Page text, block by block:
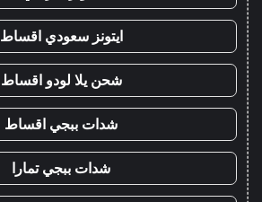
ايتونز سعودي اقساط
شحن يلا لودو اقساط
شدات ببجي اقساط
شدات ببجي تمارا